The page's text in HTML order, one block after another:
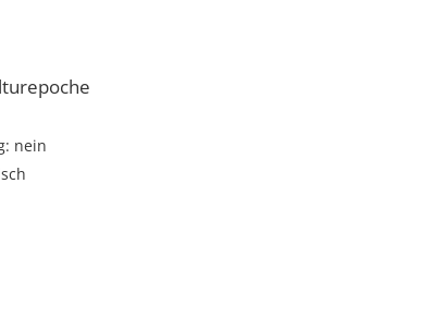
nein